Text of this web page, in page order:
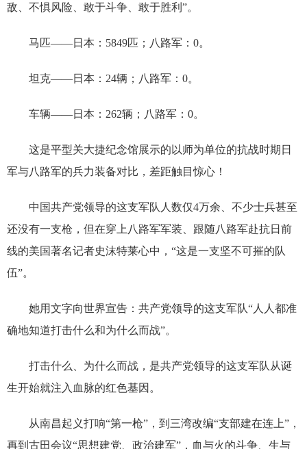
敌、不惧风险、敢于斗争、敢于胜利”。
马匹——日本：5849匹；八路军：0。
坦克——日本：24辆；八路军：0。
车辆——日本：262辆；八路军：0。
这是平型关大捷纪念馆展示的以师为单位的抗战时期日
军与八路军的兵力装备对比，差距触目惊心！
中国共产党领导的这支军队人数仅4万余、不少士兵甚至
还没有一支枪，但在穿上八路军军装、跟随八路军赴抗日前
线的美国著名记者史沫特莱心中，“这是一支坚不可摧的队
伍”。
她用文字向世界宣告：共产党领导的这支军队“人人都准
确地知道打击什么和为什么而战”。
打击什么、为什么而战，是共产党领导的这支军队从诞
生开始就注入血脉的红色基因。
从南昌起义打响“第一枪”，到三湾改编“支部建在连上”，
再到古田会议“思想建党、政治建军”，血与火的斗争、生与